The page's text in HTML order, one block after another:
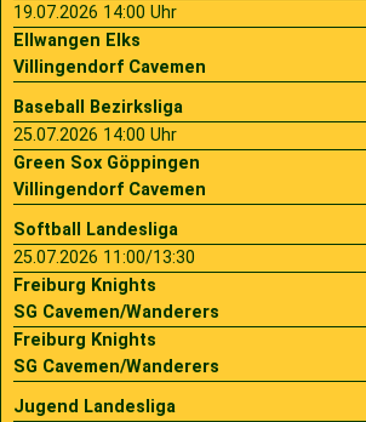
19.07.2026 14:00 Uhr
Ellwangen Elks
Villingendorf Cavemen
Baseball Bezirksliga
25.07.2026 14:00 Uhr
Green Sox Göppingen
Villingendorf Cavemen
Softball Landesliga
25.07.2026 11:00/13:30
Freiburg Knights
SG Cavemen/Wanderers
Freiburg Knights
SG Cavemen/Wanderers
Jugend Landesliga